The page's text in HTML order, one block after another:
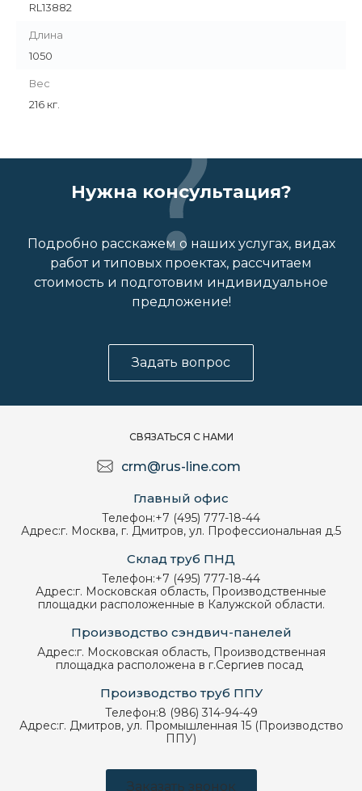
RL13882
Длина
1050
Вес
216 кг.
Нужна консультация?
Подробно расскажем о наших услугах, видах
работ и типовых проектах, рассчитаем
стоимость и подготовим индивидуальное
предложение!
Задать вопрос
СВЯЗАТЬСЯ С НАМИ
crm@rus-line.com
Главный офис
Телефон:+7 (495) 777-18-44
Адрес:г. Москва, г. Дмитров, ул. Профессиональная д.5
Склад труб ПНД
Телефон:+7 (495) 777-18-44
Адрес:г. Московская область, Производственные
площадки расположенные в Калужской области.
Производство сэндвич-панелей
Адрес:г. Московская область, Производственная
площадка расположена в г.Сергиев посад
Производство труб ППУ
Телефон:8 (986) 314-94-49
Адрес:г. Дмитров, ул. Промышленная 15 (Производство
ППУ)
Заказать звонок